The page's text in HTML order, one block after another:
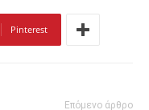
Pinterest
Επόμενο άρθρο